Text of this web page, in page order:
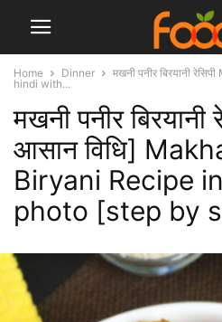
Home Dinner
मखनी पनीर बिरयानी
hindi with...
मखनी पनीर बिरयानी
आसान विधि]
Biryani Recipe
photo [step by